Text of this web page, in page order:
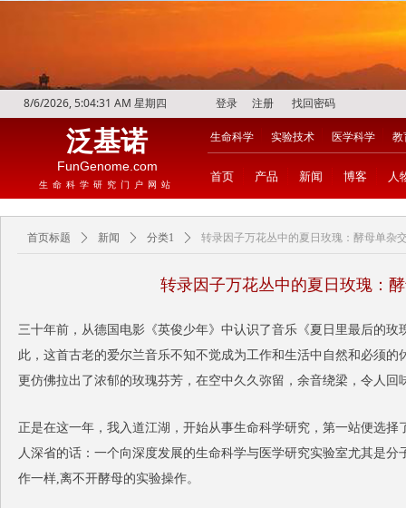
找回密码
登录 注册
8/6/2026, 5:04:32 AM 星期四
泛基诺
FunGenome.com
生命科学 实验技术 医学科学 教
生命科学研究门户网站
首页 产品 新闻 博客 人
转录因子万花丛中的夏日玫瑰：
首页标题 ꄲ 新闻 ꄲ 分类1 ꄲ 转录因子万花丛中的夏日玫瑰：酵母单杂
三十年前，从德国电影《英俊少年》中认识了音乐《夏日里最后的
此，这首古老的爱尔兰音乐不知不觉成为工作和生活中自然和必须
更仿佛拉出了浓郁的玫瑰芬芳，在空中久久弥留，余音绕梁，令人回
正是在这一年，我入道江湖，开始从事生命科学研究，第一站便选
人深省的话：一个向深度发展的生命科学与医学研究实验室尤其是
作一样,离不开酵母的实验操作。